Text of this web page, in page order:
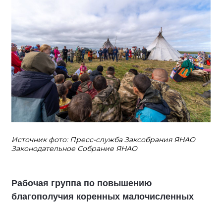
Источник фото: Пресс-служба Заксобрания ЯНАО
Законодательное Собрание ЯНАО
Рабочая группа по повышению
благополучия коренных малочисленных